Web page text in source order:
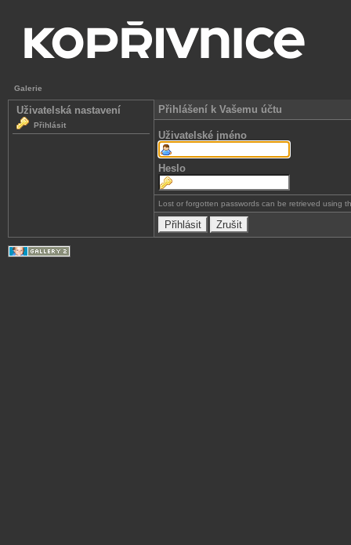
Galerie
Uživatelská nastavení
Přihlásit
Přihlášení k Vašemu účtu
Uživatelské jméno
Heslo
Lost or forgotten passwords can be retrieved using